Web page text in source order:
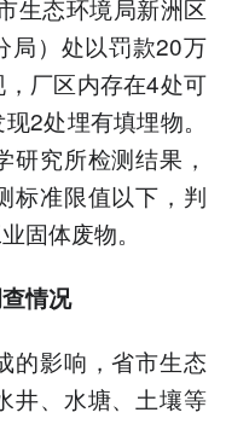
生态环境局新洲区
局）处以罚款20万
厂区内存在4处可
2处埋有填埋物。
究所检测结果，
标准限值以下，判
固体废物。
情况
的影响，省市生态
井、水塘、土壤等